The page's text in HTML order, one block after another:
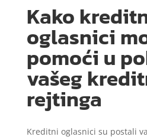
Kako
oglasnici
pomoći u
vašeg
rejtinga
Kreditni oglasnici su postali